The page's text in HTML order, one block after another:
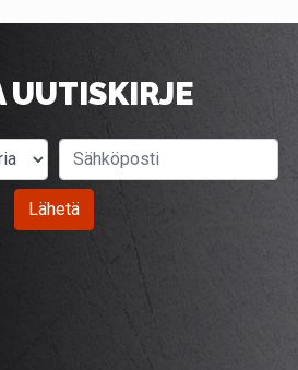
UUTISKIRJE
Lähetä